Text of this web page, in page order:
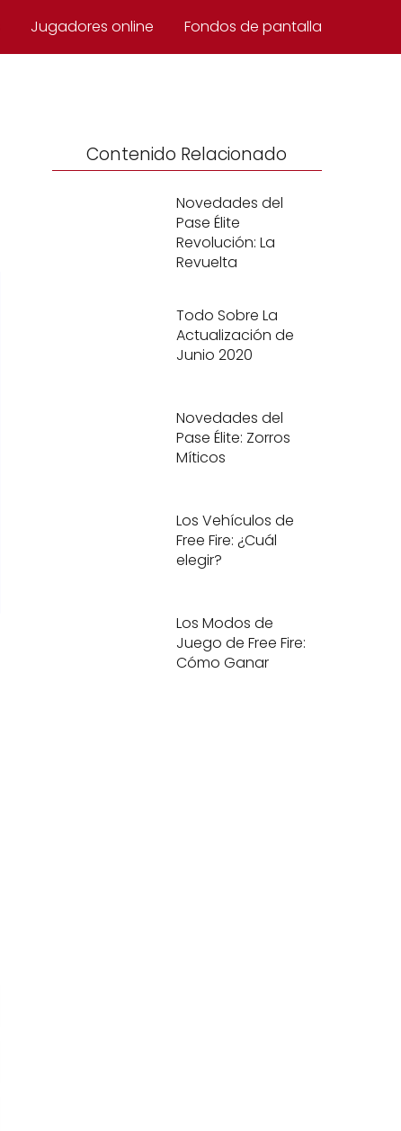
Jugadores online Fondos de pantalla
Contenido Relacionado
Novedades del
Pase Élite
Revolución: La
Revuelta
Todo Sobre La
Actualización de
Junio 2020
Novedades del
Pase Élite: Zorros
Míticos
Los Vehículos de
Free Fire: ¿Cuál
elegir?
Los Modos de
Juego de Free Fire:
Cómo Ganar